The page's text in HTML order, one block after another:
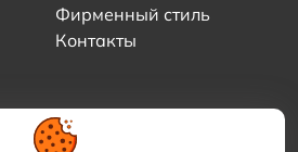
Фирменный стиль
Контакты